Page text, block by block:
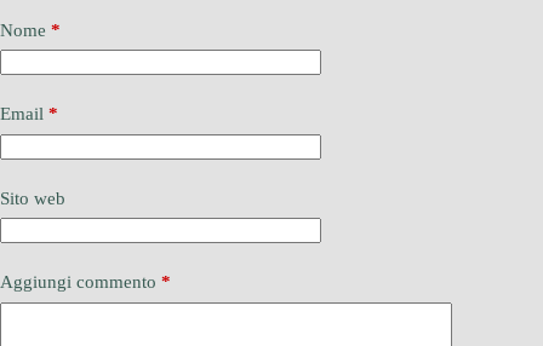
Nome *
Email *
Sito web
Aggiungi commento *